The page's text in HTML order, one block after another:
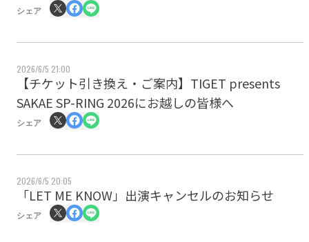
シェア
2026/6/5 21:00
【チケット引き換え・ご案内】TIGET presents
SAKAE SP-RING 2026にお越しの皆様へ
シェア
2026/6/5 20:05
「LET ME KNOW」出演キャンセルのお知らせ
シェア